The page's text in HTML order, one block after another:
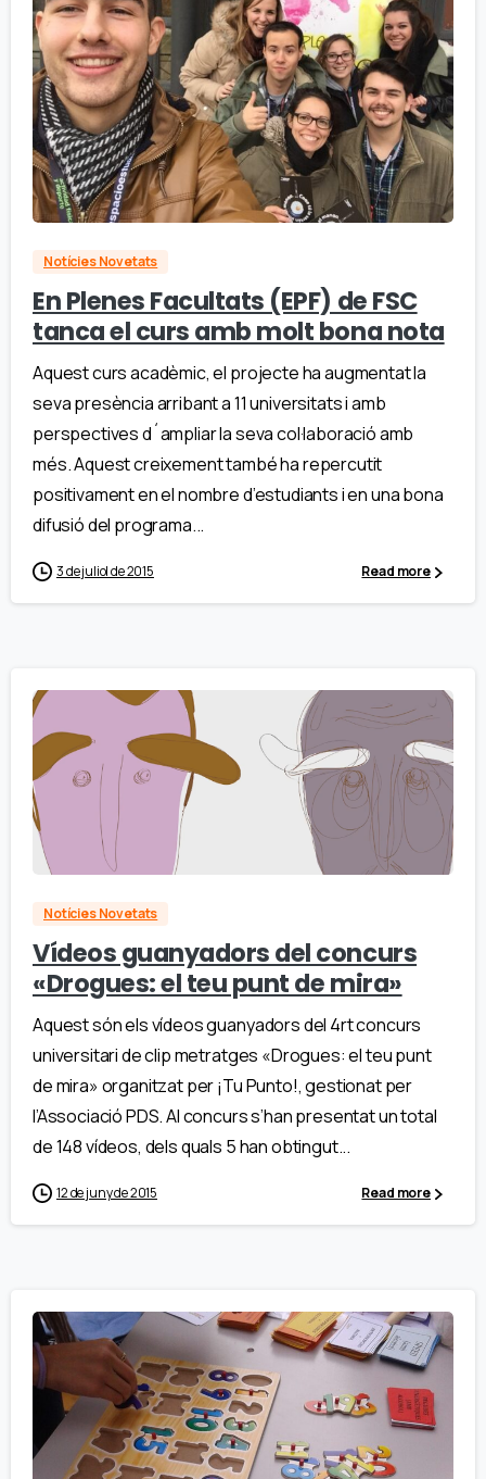
Notícies Novetats
En Plenes Facultats (EPF) de FSC
tanca el curs amb molt bona nota
Aquest curs acadèmic, el projecte ha augmentat la
seva presència arribant a 11 universitats i amb
perspectives d´ampliar la seva col·laboració amb
més. Aquest creixement també ha repercutit
positivament en el nombre d’estudiants i en una bona
difusió del programa...
3 de juliol de 2015 Read more
Notícies Novetats
Vídeos guanyadors del concurs
«Drogues: el teu punt de mira»
Aquest són els vídeos guanyadors del 4rt concurs
universitari de clip metratges «Drogues: el teu punt
de mira» organitzat per ¡Tu Punto!, gestionat per
l’Associació PDS. Al concurs s’han presentat un total
de 148 vídeos, dels quals 5 han obtingut...
12 de juny de 2015 Read more